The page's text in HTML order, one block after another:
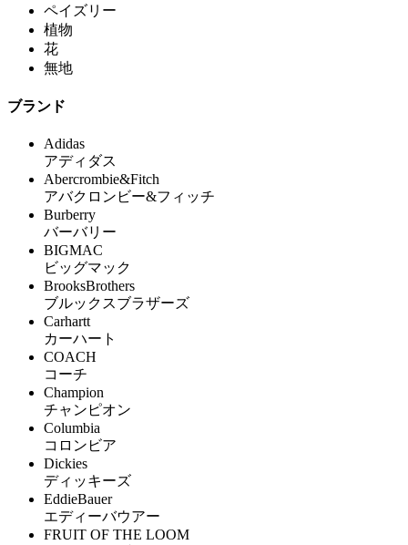
ペイズリー
植物
花
無地
ブランド
Adidas
アディダス
Abercrombie&Fitch
アバクロンビー&フィッチ
Burberry
バーバリー
BIGMAC
ビッグマック
BrooksBrothers
ブルックスブラザーズ
Carhartt
カーハート
COACH
コーチ
Champion
チャンピオン
Columbia
コロンビア
Dickies
ディッキーズ
EddieBauer
エディーバウアー
FRUIT OF THE LOOM